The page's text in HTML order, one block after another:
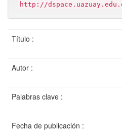
http://
Título :
Autor :
Palabras clave :
Fecha de publicación :